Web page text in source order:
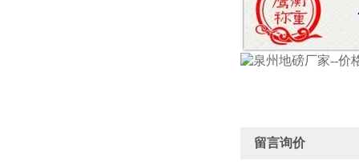
留言询价